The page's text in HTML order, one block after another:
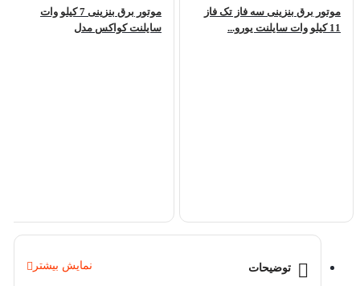
موتور برق بنزینی سه فاز تک فاز
11 کیلو وات سایلنت یورو...
موتور برق بنزینی 7 کیلو وات
سایلنت کواکس مدل
توضیحات نمایش بیشتر